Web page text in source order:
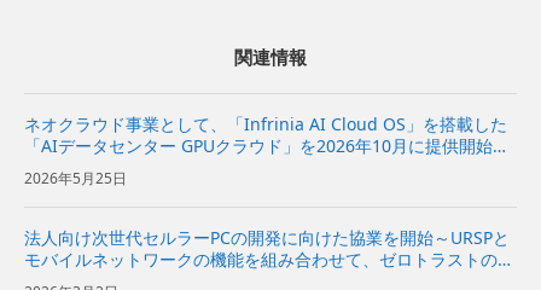
関連情報
ネオクラウド事業として、「Infrinia AI Cloud OS」を搭載した
「AIデータセンター GPUクラウド」を2026年10月に提供開始～
AIモデルの開発から推論、データ処理までの幅広いAIワークロー
ドを効率的かつ柔軟に実行可能～ ...
2026年5月25日
法人向け次世代セルラーPCの開発に向けた協業を開始～URSPと
モバイルネットワークの機能を組み合わせて、ゼロトラストの考
え方に基づくセキュリティーの実現を目指す～